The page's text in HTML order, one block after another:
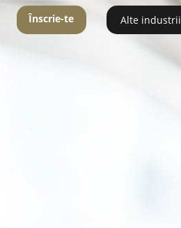
Înscrie-te Alte industrii